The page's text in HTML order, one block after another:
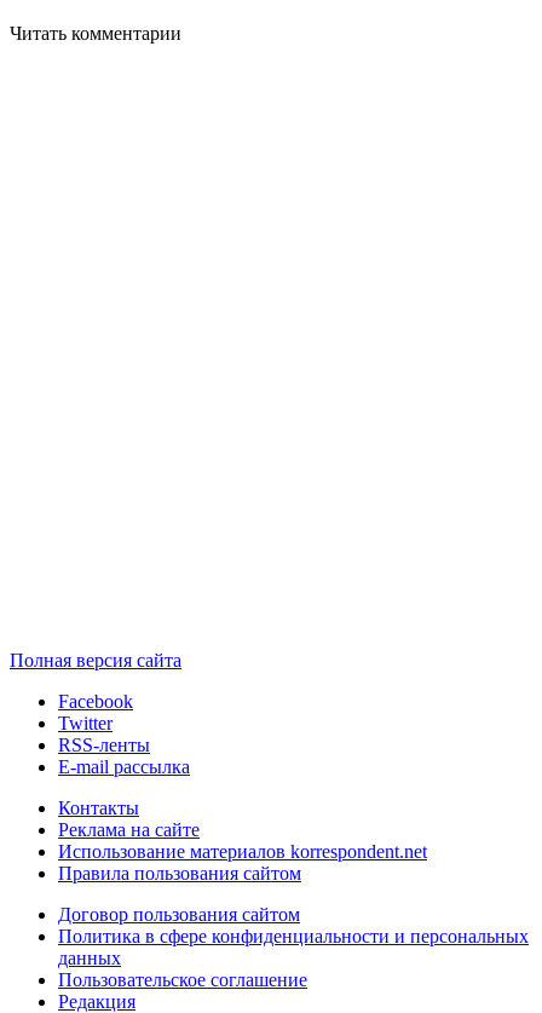
Читать комментарии
Полная версия сайта
Facebook
Twitter
RSS-ленты
E-mail рассылка
Контакты
Реклама на сайте
Использование материалов korrespondent.net
Правила пользования сайтом
Договор пользования сайтом
Политика в сфере конфиденциальности и персональных
данных
Пользовательское соглашение
Редакция